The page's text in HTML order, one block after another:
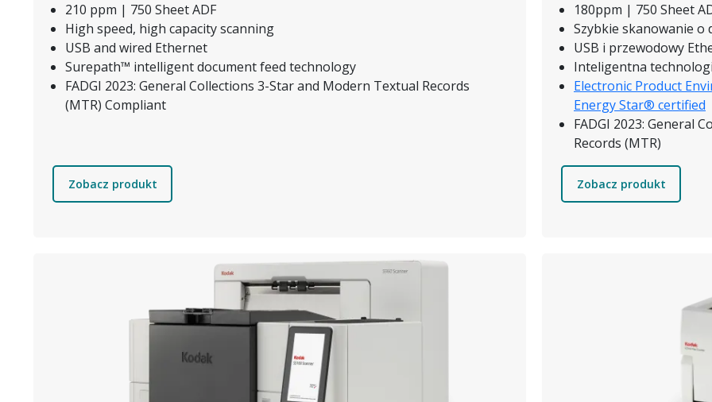
210 ppm | 750 Sheet ADF
High speed, high capacity scanning
USB and wired Ethernet
Surepath™ intelligent document feed technology
FADGI 2023: General Collections 3-Star and Modern Textual Records
(MTR) Compliant
Zobacz produkt
180ppm | 750 Sheet
Szybkie skanowanie o
USB i przewodowy
Inteligentna
Electronic Product
Energy Star® certified
FADGI 2023: General
Records (MTR)
Zobacz produkt